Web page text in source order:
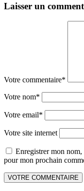
Laisser un
Votre commentaire*
Votre nom*
Votre email*
Votre site internet
Enregistrer mon
pour mon prochain